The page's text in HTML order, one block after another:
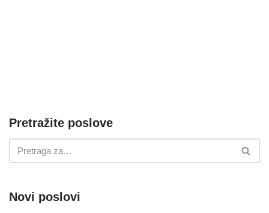
Pretražite poslove
Novi poslovi